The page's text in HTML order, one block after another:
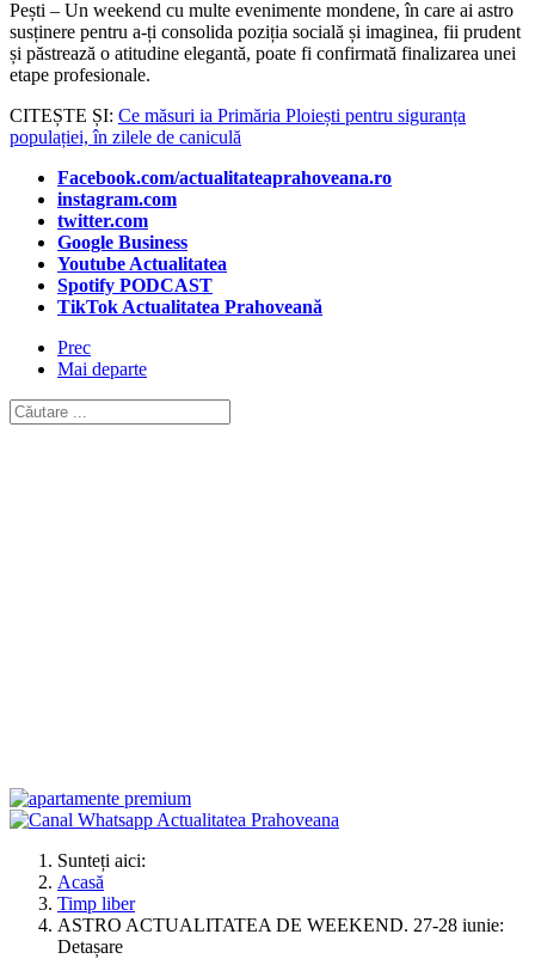
Pești – Un weekend cu multe evenimente mondene, în care ai astro
susținere pentru a-ți consolida poziția socială și imaginea, fii prudent
și păstrează o atitudine elegantă, poate fi confirmată finalizarea unei
etape profesionale.
CITEȘTE ȘI: Ce măsuri ia Primăria Ploiești pentru siguranța
populației, în zilele de caniculă
Facebook.com/actualitateaprahoveana.ro
instagram.com
twitter.com
Google Business
Youtube Actualitatea
Spotify PODCAST
TikTok Actualitatea Prahoveană
Prec
Mai departe
Sunteți aici:
Acasă
Timp liber
ASTRO ACTUALITATEA DE WEEKEND. 27-28 iunie:
Detașare